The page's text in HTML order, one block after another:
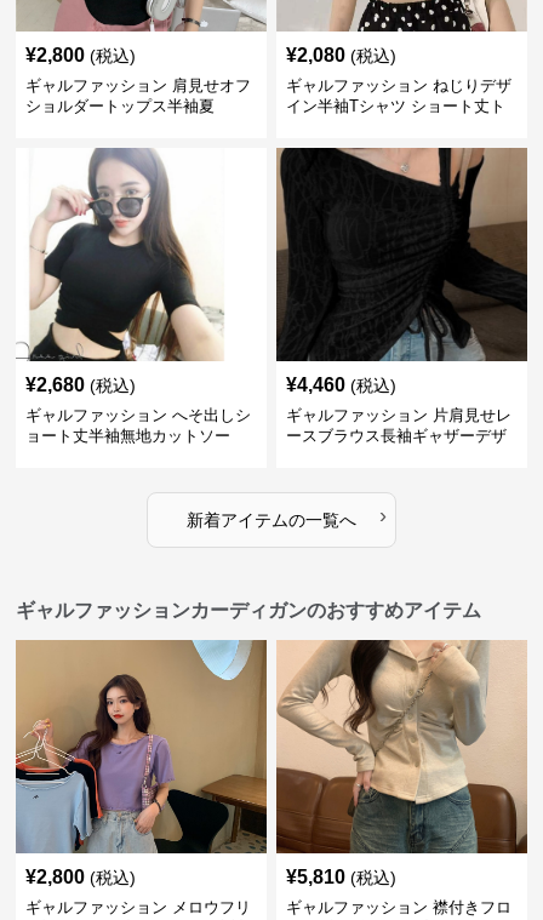
¥2,800 (税込)
ギャルファッション 肩見せオフ
ショルダートップス半袖夏
¥2,080 (税込)
ギャルファッション ねじりデザ
イン半袖Tシャツ ショート丈ト
¥2,680 (税込)
ギャルファッション へそ出しシ
ョート丈半袖無地カットソー
¥4,460 (税込)
ギャルファッション 片肩見せレ
ースブラウス長袖ギャザーデザ
新着アイテムの一覧へ ›
ギャルファッションカーディガンのおすすめアイテム
¥2,800 (税込)
ギャルファッション メロウフリ
¥5,810 (税込)
ギャルファッション 襟付きフロ